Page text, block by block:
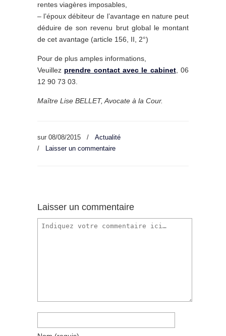
rentes viagères imposables,
– l’époux débiteur de l’avantage en nature peut
déduire de son revenu brut global le montant
de cet avantage (article 156, II, 2°)
Pour de plus amples informations,
Veuillez prendre contact avec le cabinet, 06
12 90 73 03.
Maître Lise BELLET, Avocate à la Cour.
sur 08/08/2015 /
Actualité
/
Laisser un commentaire
Laisser un commentaire